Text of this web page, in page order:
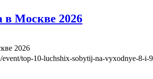
в Москве 2026
2026
event/top-10-luchshix-sobytij-na-vyxodnye-8-i-